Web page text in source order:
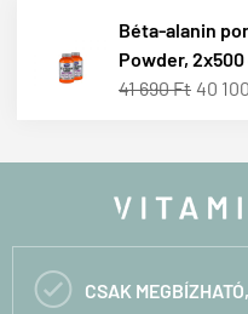
Béta-alanin
Powder, 2x500
41 690 Ft 40
 CSAK